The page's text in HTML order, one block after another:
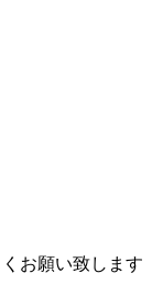
お願い致します